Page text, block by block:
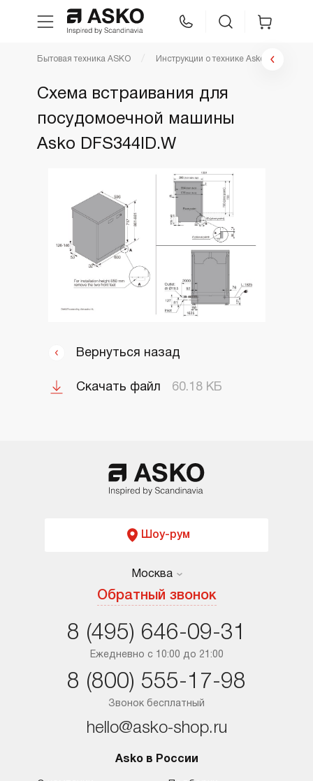
Техника для кухни
Asko Professional
Аксессуары
Шоу-рум
Бытовая техника ASKO Инструкции о технике Asko
Схема встраивания для
посудомоечной машины
Asko DFS344ID.W
Вернуться назад
Скачать файл 60.18 КБ
Шоу-рум
Москва
Обратный звонок
Москва
Ростов-на-Дону
Ежедневно с 10:00 до 21:00
8 (495) 646-09-31
Звонок бесплатный
8 (800) 555-17-98
hello@asko-shop.ru
Asko в России